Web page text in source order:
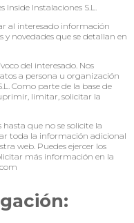
Instalaciones S.L.
al interesado información
y novedades que se detallan en
del interesado. Nos
a persona u organización
Como parte de la base de
limitar, solicitar la
hasta que no se solicite la
toda la información adicional
web. Puedes ejercer los
más información en la